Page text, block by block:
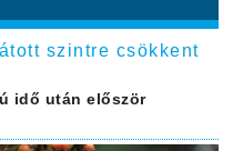
szintre csökkent
idő után először